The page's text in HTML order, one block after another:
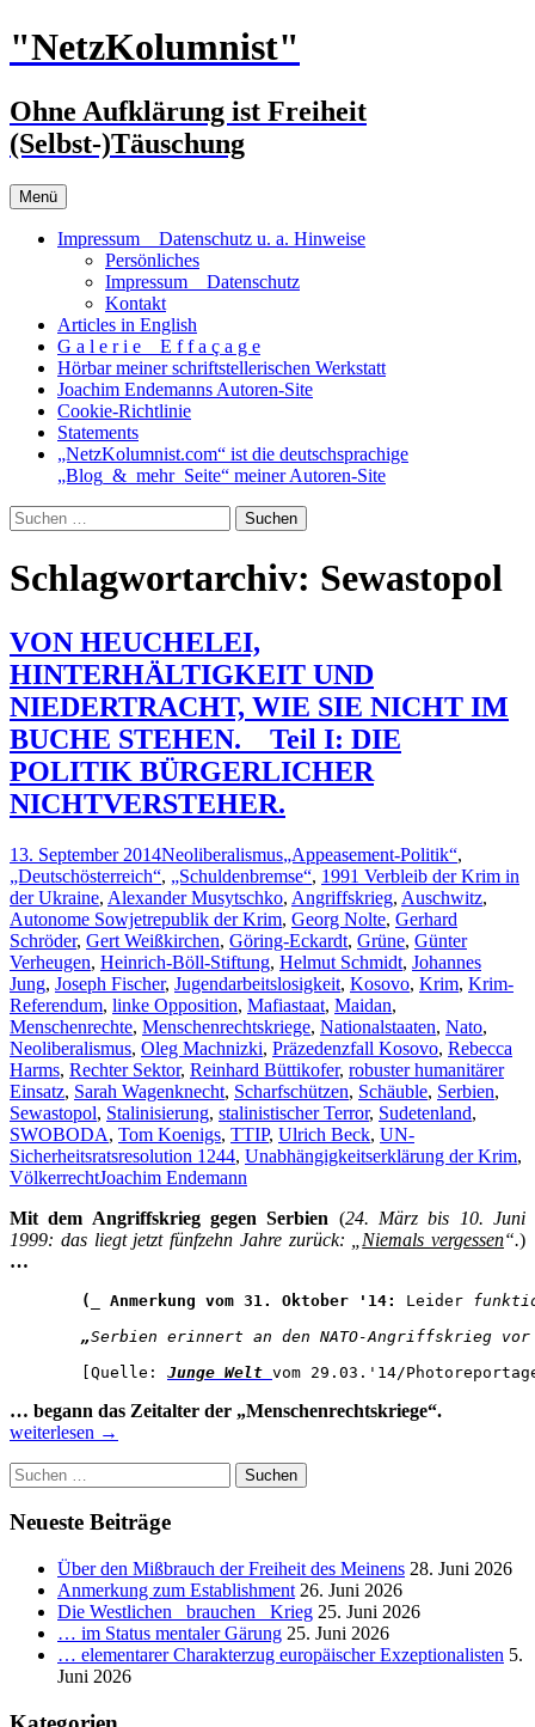
Zum
Inhalt
"NetzKolumnist"
Ohne Aufklärung ist Freiheit
(Selbst-)Täuschung
Menü
Impressum _ Datenschutz u. a. Hinweise
Persönliches
Impressum _ Datenschutz
Kontakt
Articles in English
G a l e r i e _ E f f a ç a g e
Hörbar meiner schriftstellerischen Werkstatt
Joachim Endemanns Autoren-Site
Cookie-Richtlinie
Statements
„NetzKolumnist.com“ ist die deutschsprachige
„Blog_&_mehr_Seite“ meiner Autoren-Site
Suchen
nach:
Schlagwortarchiv: Sewastopol
VON HEUCHELEI,
HINTERHÄLTIGKEIT UND
NIEDERTRACHT, WIE SIE NICHT IM
BUCHE STEHEN. _ Teil I: DIE
POLITIK BÜRGERLICHER
NICHTVERSTEHER.
13. September 2014Neoliberalismus„Appeasement-Politik“,
„Deutschösterreich“, „Schuldenbremse“, 1991 Verbleib der Krim in
der Ukraine, Alexander Musytschko, Angriffskrieg, Auschwitz,
Autonome Sowjetrepublik der Krim, Georg Nolte, Gerhard
Schröder, Gert Weißkirchen, Göring-Eckardt, Grüne, Günter
Verheugen, Heinrich-Böll-Stiftung, Helmut Schmidt, Johannes
Jung, Joseph Fischer, Jugendarbeitslosigkeit, Kosovo, Krim, Krim-
Referendum, linke Opposition, Mafiastaat, Maidan,
Menschenrechte, Menschenrechtskriege, Nationalstaaten, Nato,
Neoliberalismus, Oleg Machnizki, Präzedenzfall Kosovo, Rebecca
Harms, Rechter Sektor, Reinhard Büttikofer, robuster humanitärer
Einsatz, Sarah Wagenknecht, Scharfschützen, Schäuble, Serbien,
Sewastopol, Stalinisierung, stalinistischer Terror, Sudetenland,
SWOBODA, Tom Koenigs, TTIP, Ulrich Beck, UN-
Sicherheitsratsresolution 1244, Unabhängigkeitserklärung der Krim,
VölkerrechtJoachim Endemann
Mit dem Angriffskrieg gegen Serbien (24. März bis 10. Juni
1999: das liegt jetzt fünfzehn Jahre zurück: „ Niemals vergessen“.)
…
(_ Anmerkung vom 31. Oktober '14: Leider
„Serbien erinnert an den NATO-Angriffskrieg
[Quelle: Junge Welt vom 29.03.'14/
… begann das Zeitalter der „Menschenrechtskriege“.
NICHT
IM
Teil
weiterlesen →
Suchen
nach:
Neueste Beiträge
Über den Mißbrauch der Freiheit des Meinens 28. Juni 2026
Anmerkung zum Establishment 26. Juni 2026
Die Westlichen _brauchen_ Krieg 25. Juni 2026
… im Status mentaler Gärung 25. Juni 2026
… elementarer Charakterzug europäischer Exzeptionalisten 5.
Juni 2026